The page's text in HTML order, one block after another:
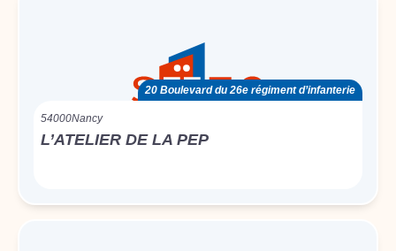
20 Boulevard du 26e régiment d’infanterie
54000Nancy
L’ATELIER DE LA PEP